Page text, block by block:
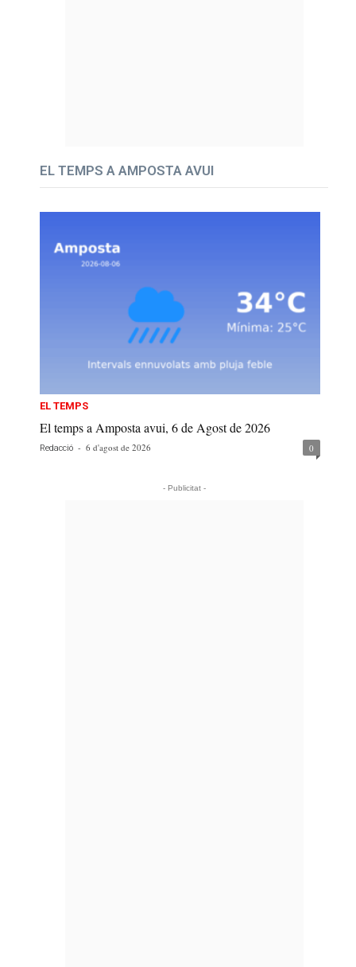
EL TEMPS A AMPOSTA AVUI
EL TEMPS
El temps a Amposta avui, 6 de Agost de 2026
Redacció - 6 d'agost de 2026 0
- Publicitat -